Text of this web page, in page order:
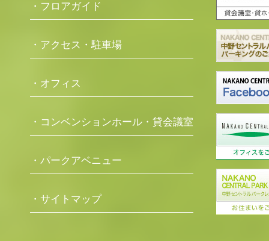
・フロアガイド
・アクセス・駐車場
・オフィス
・コンベンションホール・貸会議室
・パークアベニュー
・サイトマップ